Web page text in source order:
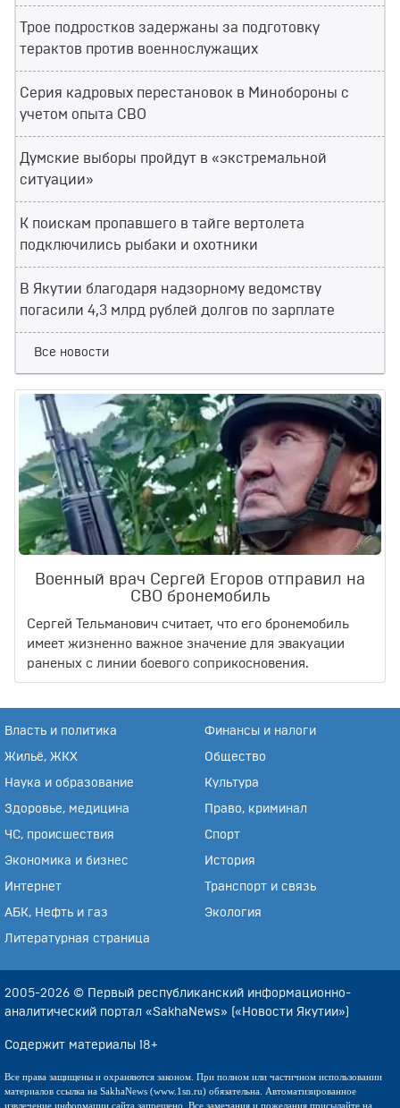
Трое подростков задержаны за подготовку
терактов против военнослужащих
Серия кадровых перестановок в Минобороны с
учетом опыта СВО
Думские выборы пройдут в «экстремальной
ситуации»
К поискам пропавшего в тайге вертолета
подключились рыбаки и охотники
В Якутии благодаря надзорному ведомству
погасили 4,3 млрд рублей долгов по зарплате
Все новости
Военный врач Сергей Егоров отправил на
СВО бронемобиль
Сергей Тельманович считает, что его бронемобиль
имеет жизненно важное значение для эвакуации
раненых с линии боевого соприкосновения.
Власть и политика Финансы и налоги
Жильё, ЖКХ Общество
Наука и образование Культура
Здоровье, медицина Право, криминал
ЧС, происшествия Спорт
Экономика и бизнес История
Интернет Транспорт и связь
АБК, Нефть и газ Экология
Литературная страница
2005-2026 © Первый республиканский информационно-
аналитический портал «SakhaNews» («Новости Якутии»)
Содержит материалы 18+
Все права защищены и охраняются законом. При полном или частичном использовании
материалов ссылка на SakhaNews (www.1sn.ru) обязательна. Автоматизированное
извлечение информации сайта запрещено. Все замечания и пожелания присылайте на